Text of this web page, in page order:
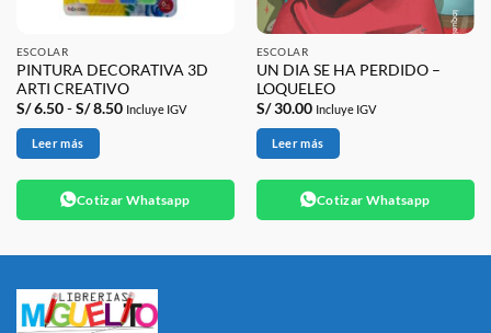
ESCOLAR
PINTURA DECORATIVA 3D
ARTI CREATIVO
S/6.50 - S/8.50Rango
hasta
S/ 8.50
Incluye IGV
Leer más
Cotizar Whatsapp
ESCOLAR
UN DIA SE HA PERDIDO –
LOQUELEO
S/30.00 Incluye IGV
Leer más
Cotizar Whatsapp